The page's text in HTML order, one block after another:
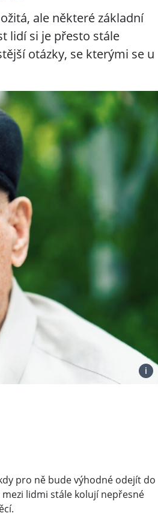
ale některé základní
lidí si je přesto stále
otázky, se kterými se u
i
pro ně bude výhodné odejít do
lidmi stále kolují nepřesné